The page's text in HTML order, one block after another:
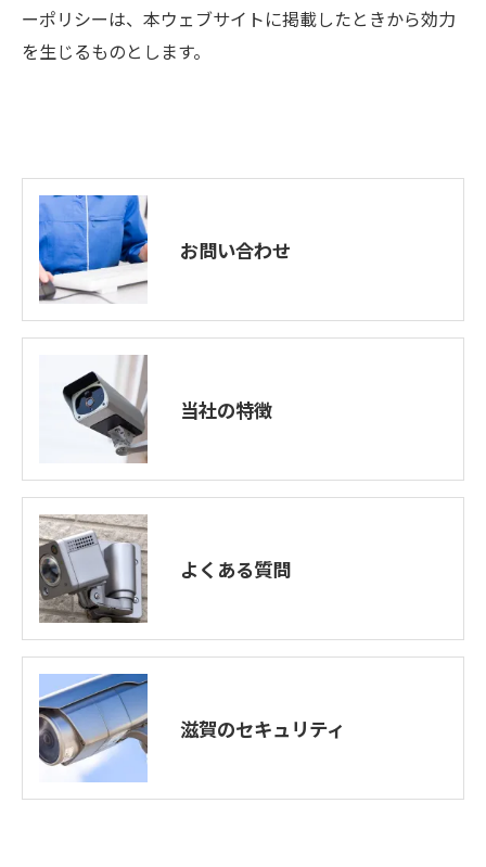
ーポリシーは、本ウェブサイトに掲載したときから効力
を生じるものとします。
お問い合わせ
当社の特徴
よくある質問
滋賀のセキュリティ